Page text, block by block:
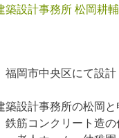
築設計事務所 松岡耕輔
福岡市中央区にて設
設計事務所の松岡と
鉄筋コンクリート造